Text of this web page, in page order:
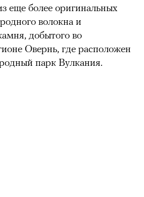
еще более оригинальных
волокна и
добытого во
Овернь, где расположен
парк Вулкания.